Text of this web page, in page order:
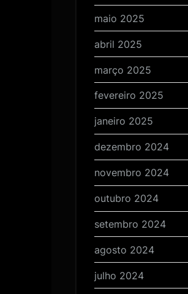
maio 2025
abril 2025
março 2025
fevereiro 2025
janeiro 2025
dezembro 2024
novembro 2024
outubro 2024
setembro 2024
agosto 2024
julho 2024